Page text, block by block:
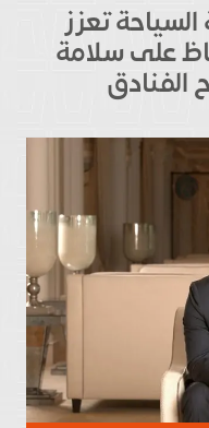
تعزز
على سلامة
الفنادق